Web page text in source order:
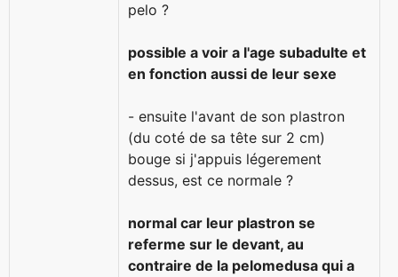
pelo ?
possible a voir a l'age subadulte et
en fonction aussi de leur sexe
- ensuite l'avant de son plastron
(du coté de sa tête sur 2 cm)
bouge si j'appuis légerement
dessus, est ce normale ?
normal car leur plastron se
referme sur le devant, au
contraire de la pelomedusa qui a